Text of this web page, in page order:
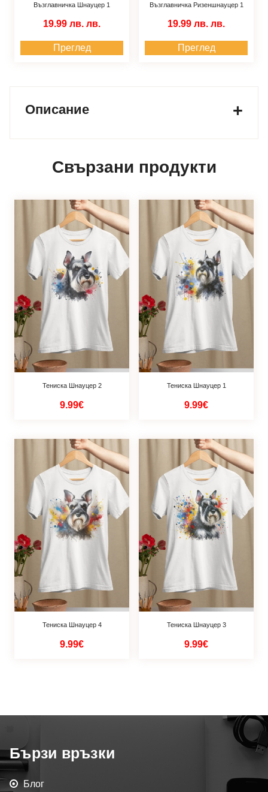
Възглавничка Шнауцер 1
19.99 лв. лв.
Преглед
Възглавничка Ризеншнауцер 1
19.99 лв. лв.
Преглед
Описание
Свързани продукти
Тениска Шнауцер 2
9.99€
Тениска Шнауцер 1
9.99€
Тениска Шнауцер 4
9.99€
Тениска Шнауцер 3
9.99€
Бързи връзки
Блог